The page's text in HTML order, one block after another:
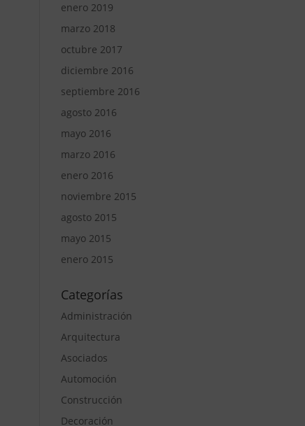
enero 2019
marzo 2018
octubre 2017
diciembre 2016
septiembre 2016
agosto 2016
mayo 2016
marzo 2016
enero 2016
noviembre 2015
agosto 2015
mayo 2015
enero 2015
Categorías
Administración
Arquitectura
Asociados
Automoción
Construcción
Decoración